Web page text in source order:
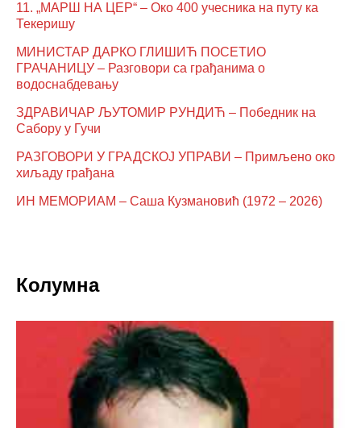
11. „МАРШ НА ЦЕР“ – Око 400 учесника на путу ка
Текеришу
МИНИСТАР ДАРКО ГЛИШИЋ ПОСЕТИО
ГРАЧАНИЦУ – Разговори са грађанима о
водоснабдевању
ЗДРАВИЧАР ЉУТОМИР РУНДИЋ – Победник на
Сабору у Гучи
РАЗГОВОРИ У ГРАДСКОЈ УПРАВИ – Примљено око
хиљаду грађана
ИН МЕМОРИАМ – Саша Кузмановић (1972 – 2026)
Колумна